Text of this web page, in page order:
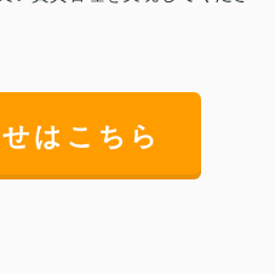
はこちら